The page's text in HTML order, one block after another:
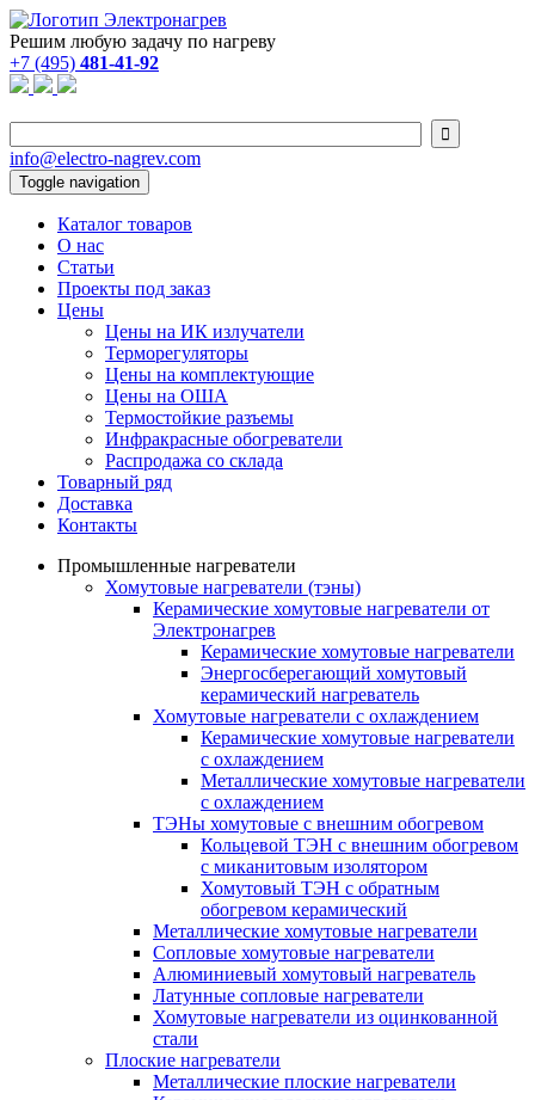
Решим любую задачу по нагреву
+7 (495) 481-41-92

info@electro-nagrev.com
Toggle navigation
Каталог товаров
О нас
Статьи
Проекты под заказ
Цены
Цены на ИК излучатели
Терморегуляторы
Цены на комплектующие
Цены на ОША
Термостойкие разъемы
Инфракрасные обогреватели
Распродажа со склада
Товарный ряд
Доставка
Контакты
Промышленные нагреватели
Хомутовые нагреватели (тэны)
Керамические хомутовые нагреватели от
Электронагрев
Керамические хомутовые нагреватели
Энергосберегающий хомутовый
керамический нагреватель
Хомутовые нагреватели с охлаждением
Керамические хомутовые нагреватели
с охлаждением
Металлические хомутовые нагреватели
с охлаждением
ТЭНы хомутовые с внешним обогревом
Кольцевой ТЭН с внешним обогревом
с миканитовым изолятором
Хомутовый ТЭН с обратным
обогревом керамический
Металлические хомутовые нагреватели
Сопловые хомутовые нагреватели
Алюминиевый хомутовый нагреватель
Латунные сопловые нагреватели
Хомутовые нагреватели из оцинкованной
стали
Плоские нагреватели
Металлические плоские нагреватели